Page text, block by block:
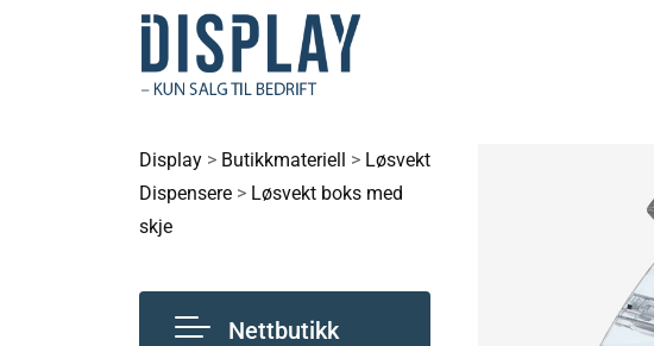
Display > Butikkmateriell > Løsvekt
Dispensere > Løsvekt boks med
skje
Nettbutikk